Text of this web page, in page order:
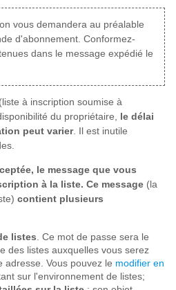
vous demandera au préalable
d'abonnement. Conformez-
dans le message expédié le
à inscription soumise à
du propriétaire, le délai
peut varier. Il est inutile
le message que vous
à la liste. Ce message (la
contient plusieurs
listes . Ce mot de passe sera le
des listes auxquelles vous serez
adresse. Vous pouvez le modifier en
sur l'environnement de listes;